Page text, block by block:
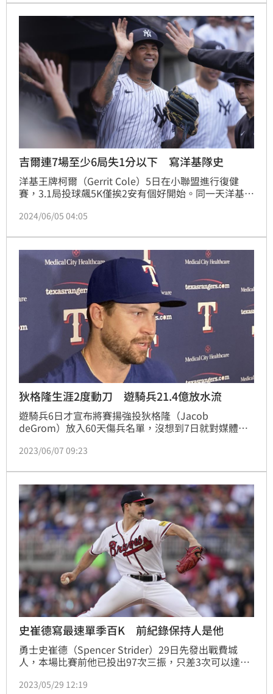
吉爾連7場至少6局失1分以下 寫洋基隊史
洋基王牌柯爾（Gerrit Cole）5日在小聯盟進行復健
賽，3.1局投球飆5K僅挨2安有個好開始。同一天洋基在
1安的無失分好投，他5月至今連7場先發都至少投滿6
2024/06/05 04:05
狄格隆生涯2度動刀 遊騎兵21.4億放水流
遊騎兵6日才宣布將賽揚強投狄格隆（Jacob
deGrom）放入60天傷兵名單，沒想到7日就對媒體發
進行韌帶置換手術，也就是俗稱的TJ手術，確定本季和
下5年約的遊騎兵，恐將消耗近2季的時間，也就是7千
萬美元的合約， 約新台幣21.4億元，來等待這位賽揚
等級的強投回歸。
2023/06/07 09:23
史崔德寫最速單季百K 前紀錄保持人是他
勇士史崔德（Spencer Strider）29日先發出戰費城
人，本場比賽前他已投出97次三振，只差3次可以達成
他成為1893年以後，最快完成賽季100K的紀錄保持
2023/05/29 12:19